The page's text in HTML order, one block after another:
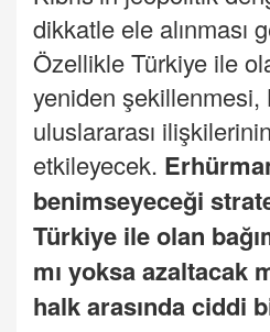
dikkatle ele alınması
Özellikle Türkiye ile
yeniden şekillenmesi,
uluslararası
etkileyecek.
benimseyeceği
Türkiye ile olan
mı yoksa azaltacak
halk arasında ciddi